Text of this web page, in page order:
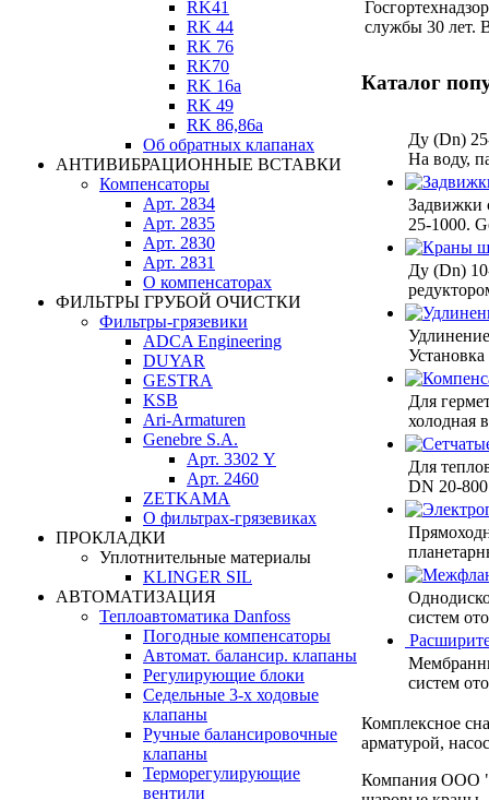
RK41
RK 44
RK 76
RK70
RK 16a
RK 49
RK 86,86a
Об обратных клапанах
АНТИВИБРАЦИОННЫЕ ВСТАВКИ
Компенсаторы
Арт. 2834
Арт. 2835
Арт. 2830
Арт. 2831
О компенсаторах
ФИЛЬТРЫ ГРУБОЙ ОЧИСТКИ
Фильтры-грязевики
ADCA Engineering
DUYAR
GESTRA
KSB
Ari-Armaturen
Genebre S.A.
Арт. 3302 Y
Арт. 2460
ZETKAMA
О фильтрах-грязевиках
ПРОКЛАДКИ
Уплотнительные материалы
KLINGER SIL
АВТОМАТИЗАЦИЯ
Теплоавтоматика Danfoss
Погодные компенсаторы
Автомат. балансир. клапаны
Регулирующие блоки
Седельные 3-х ходовые
клапаны
Ручные балансировочные
клапаны
Терморегулирующие
вентили
службы 30 лет.
Каталог
Ду (Dn)
На воду,
Задвижки
25-1000.
Ду (Dn)
Для
холодная
Для
DN 20-
систем
систем
Комплексное
арматурой,
Компания ООО